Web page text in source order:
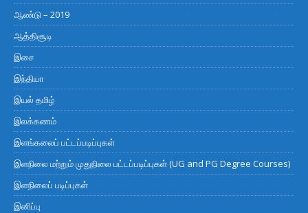
ஆண்டு – 2019
ஆத்திசூடி
இசை
இந்தியா
இயல் தமிழ்
இலக்கணம்
இளங்கலைப் பட்டப்படிப்புகள்
இளநிலை மற்றும் முதுநிலை பட்டப்படிப்புகள் (UG and PG Degree Courses)
இளநிலைப் படிப்புகள்
இனிப்பு